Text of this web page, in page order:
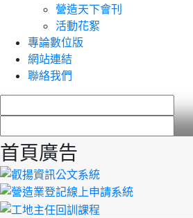
營造天下會刊
活動花絮
專論數位版
網站連結
聯絡我們
首頁廣告